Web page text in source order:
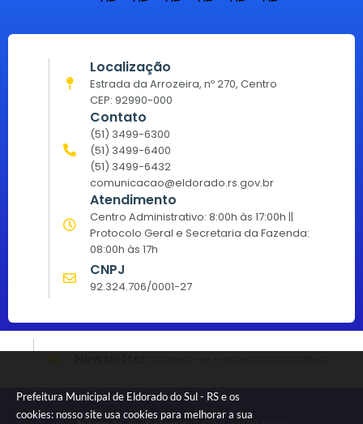
Prefeitura Municipal de Eldorado do Sul - RS e os
cookies: nosso site usa cookies para melhorar a sua
Localização
Estrada da Arrozeira, nº 270, Centro
CEP: 92990-000
Contato
(51) 3499-6300
(51) 3499-6400
(51) 3499-6432
comunicacao@eldorado.rs.gov.br
Atendimento
Centro Administrativo: 8:00h às 17:00h ||
Protocolo Geral e Secretaria da Fazenda:
08:00h às 17h
CNPJ
92.324.706/0001-27